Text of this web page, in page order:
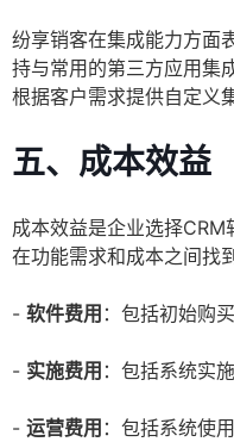
纷享销客在集成能力方面
持与常用的第三方应用集
根据客户需求提供自定义
五、成本效益
成本效益是企业选择
在功能需求和成本之间找
- 软件费用 ：包括初始购
- 实施费用 ：包括系统实
- 运营费用 ：包括系统使